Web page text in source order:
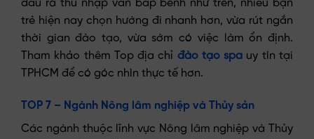
đầu ra thu nhập vẫn bấp bênh như trên, nhiều bạn
trẻ hiện nay chọn hướng đi nhanh hơn, vừa rút ngắn
thời gian đào tạo, vừa sớm có việc làm ổn định.
Tham khảo thêm Top địa chỉ đào tạo spa uy tín tại
TPHCM để có góc nhìn thực tế hơn.
TOP 7 – Ngành Nông lâm nghiệp và Thủy sản
Các ngành thuộc lĩnh vực Nông lâm nghiệp và Thủy